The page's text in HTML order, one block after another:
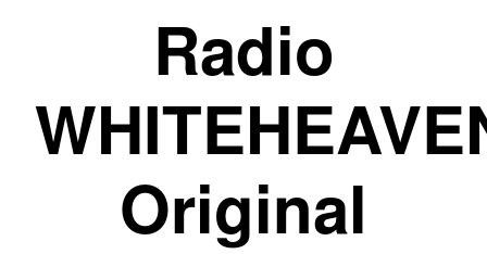
Radio
Original